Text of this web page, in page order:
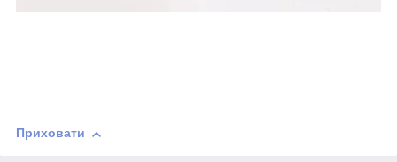
Приховати